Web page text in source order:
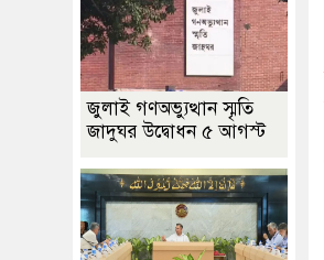
জুলাই গণঅভ্যুত্থান স্মৃতি
জাদুঘর উদ্বোধন ৫ আগস্ট